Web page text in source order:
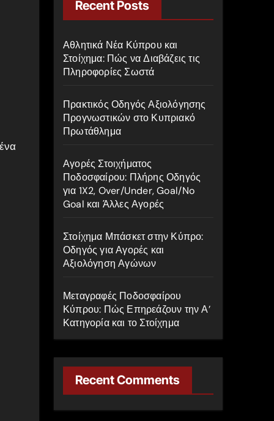
h
o
r
Recent Posts
Αθλητικά Νέα Κύπρου και
Στοίχημα: Πώς να Διαβάζεις τις
Πληροφορίες Σωστά
Πρακτικός Οδηγός Αξιολόγησης
Προγνωστικών στο Κυπριακό
Πρωτάθλημα
Αγορές Στοιχήματος
Ποδοσφαίρου: Πλήρης Οδηγός
για 1X2, Over/Under, Goal/No
Goal και Άλλες Αγορές
Στοίχημα Μπάσκετ στην Κύπρο:
Οδηγός για Αγορές και
Αξιολόγηση Αγώνων
Μεταγραφές Ποδοσφαίρου
Κύπρου: Πώς Επηρεάζουν την Α’
Κατηγορία και το Στοίχημα
Recent Comments